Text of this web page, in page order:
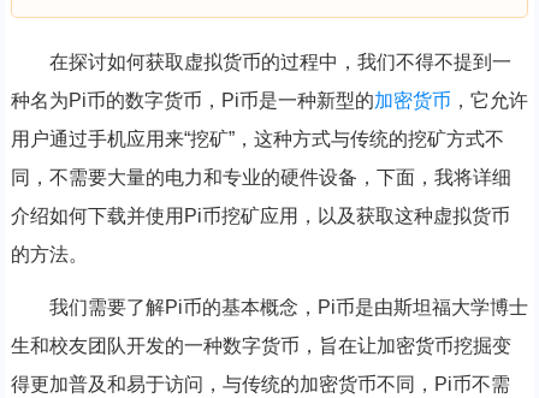
在探讨如何获取虚拟货币的过程中，我们不得不提到一
种名为Pi币的数字货币，Pi币是一种新型的加密货币 ，它允许
用户通过手机应用来“挖矿”，这种方式与传统的挖矿方式不
同，不需要大量的电力和专业的硬件设备，下面，我将详细
介绍如何下载并使用Pi币挖矿应用，以及获取这种虚拟货币
的方法。
我们需要了解Pi币的基本概念，Pi币是由斯坦福大学博士
生和校友团队开发的一种数字货币，旨在让加密货币挖掘变
得更加普及和易于访问，与传统的加密货币不同，Pi币不需